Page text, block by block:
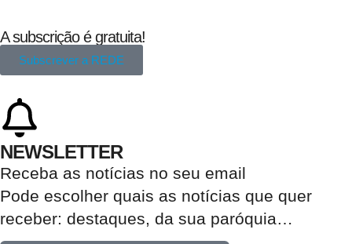
A subscrição é gratuita!
Subscrever a REDE
NEWSLETTER
Receba as notícias no seu email​
Pode escolher quais as notícias que quer
receber: destaques, da sua paróquia